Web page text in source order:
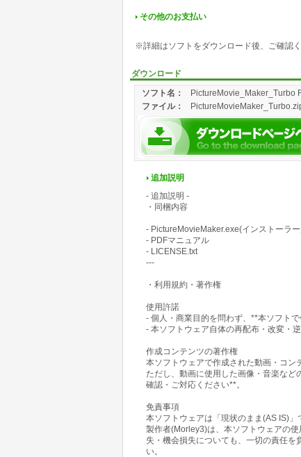
その他のお支払い
※詳細はソフトをダウンロード後、ご確認く
ダウンロード
ソフト名：
PictureMovie_Maker_Turbo
ファイル：
追加説明
- 追加説明 -
・同梱内容
- PictureMovieMaker.exe(インストーラ
- PDFマニュアル
- LICENSE.txt
---
・利用規約・著作権
使用許諾
- 個人・商業目的を問わず、**本ソフト
- 本ソフトウェア自体の再配布・改変・
作成コンテンツの著作権
本ソフトウェアで作成された動画・コン
ただし、動画に使用した画像・音楽な
確認・ご対応ください**。
免責事項
本ソフトウェアは「現状のまま(AS IS)」
製作者(Morley3)は、本ソフトウェアの
失・機会損失についても、一切の責任
い。